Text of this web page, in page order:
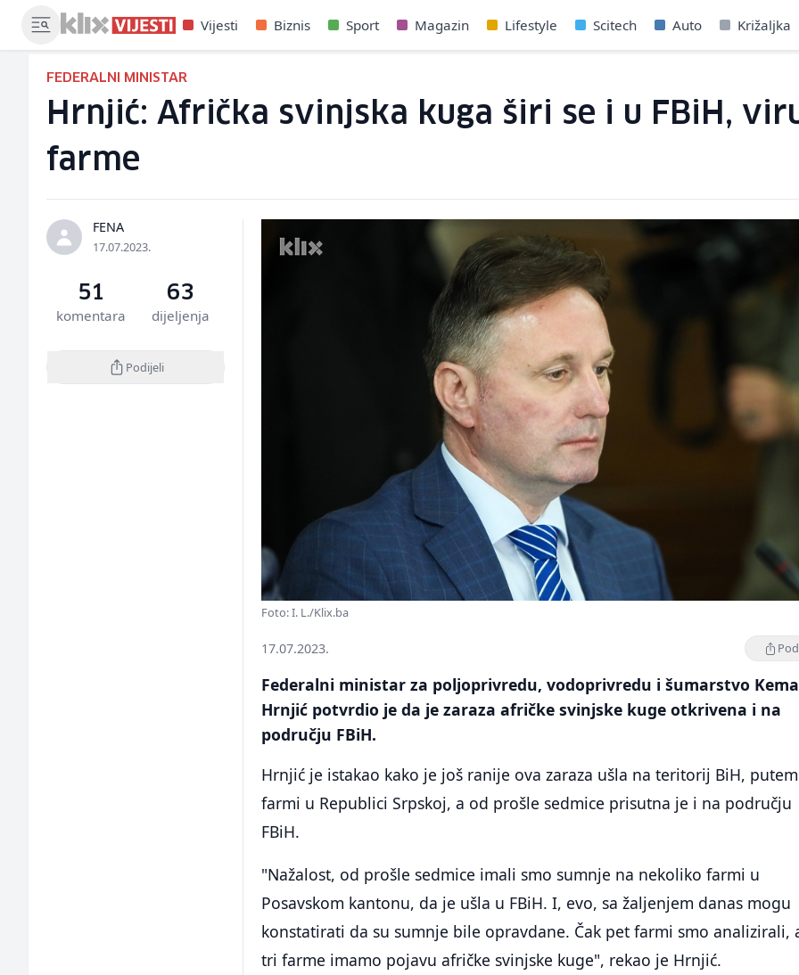
Vijesti Biznis Sport Magazin Lifestyle Scitech Auto Križaljka
FEDERALNI MINISTAR
Hrnjić: Afrička svinjska kuga širi se i u FBiH,
farme
FENA
17.07.2023.
51
komentara
63
dijeljenja
Podijeli
Foto: I. L./Klix.ba
17.07.2023.
Federalni ministar za poljoprivredu, vodoprivredu i šumarstvo
Hrnjić potvrdio je da je zaraza afričke svinjske kuge otkrivena i na
području FBiH.
Hrnjić je istakao kako je još ranije ova zaraza ušla na teritorij BiH, putem
farmi u Republici Srpskoj, a od prošle sedmice prisutna je i na području
FBiH.
"Nažalost, od prošle sedmice imali smo sumnje na nekoliko farmi u
Posavskom kantonu, da je ušla u FBiH. I, evo, sa žaljenjem danas mogu
konstatirati da su sumnje bile opravdane. Čak pet farmi smo analizirali,
tri farme imamo pojavu afričke svinjske kuge", rekao je Hrnjić.